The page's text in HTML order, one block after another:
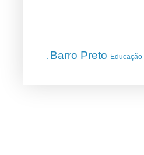
Barro Preto Educação